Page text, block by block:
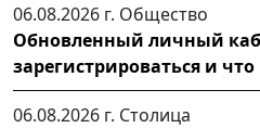
06.08.2026 г. Общество
Обновленный личный
зарегистрироваться и
06.08.2026 г. Столица